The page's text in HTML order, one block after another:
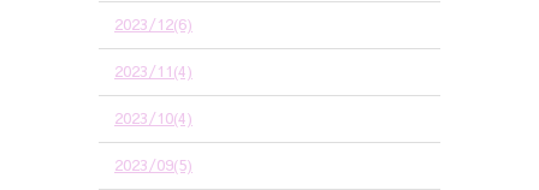
2023/12(6)
2023/11(4)
2023/10(4)
2023/09(5)